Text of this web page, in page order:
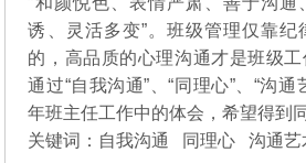
诱、灵活多变”。班级管理仅靠纪
的，高品质的心理沟通才是班级
通过“自我沟通”、“同理心”、“沟
年班主任工作中的体会，希望得到
关键词：自我沟通 同理心 沟通艺